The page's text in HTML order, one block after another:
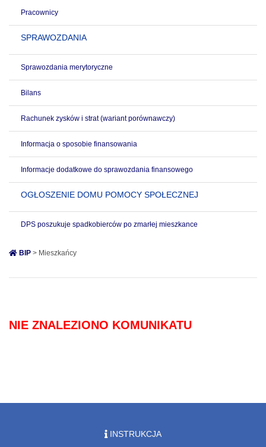
Pracownicy
SPRAWOZDANIA
Sprawozdania merytoryczne
Bilans
Rachunek zysków i strat (wariant porównawczy)
Informacja o sposobie finansowania
Informacje dodatkowe do sprawozdania finansowego
OGŁOSZENIE DOMU POMOCY SPOŁECZNEJ
DPS poszukuje spadkobierców po zmarłej mieszkance
BIP > Mieszkańcy
NIE ZNALEZIONO KOMUNIKATU
INSTRUKCJA